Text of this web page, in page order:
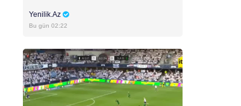
Yenilik.Az
Bu gün 02:22